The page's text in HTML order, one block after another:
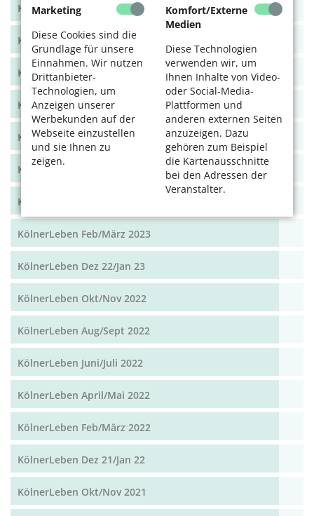
Marketing
Diese Cookies sind die
Grundlage für unsere
Einnahmen. Wir nutzen
Drittanbieter-
Technologien, um
Anzeigen unserer
Werbekunden auf der
Webseite einzustellen
und sie Ihnen zu
zeigen.
Komfort/Externe
Medien
Diese Technologien
verwenden wir, um
Ihnen Inhalte von Video-
oder Social-Media-
Plattformen und
anderen externen Seiten
anzuzeigen. Dazu
gehören zum Beispiel
die Kartenausschnitte
bei den Adressen der
Veranstalter.
KölnerLeben Sommer 2024
KölnerLeben Frühjahr 2024
KölnerLeben Dez/Jan/Feb 2023/24
KölnerLeben Okt/Nov 2023
KölnerLeben Aug/Sept 2023
KölnerLeben Juni/Juli 2023
KölnerLeben April/Mai 2023
KölnerLeben Feb/März 2023
KölnerLeben Dez 22/Jan 23
KölnerLeben Okt/Nov 2022
KölnerLeben Aug/Sept 2022
KölnerLeben Juni/Juli 2022
KölnerLeben April/Mai 2022
KölnerLeben Feb/März 2022
KölnerLeben Dez 21/Jan 22
KölnerLeben Okt/Nov 2021